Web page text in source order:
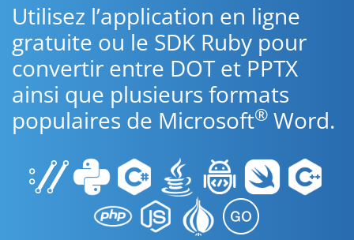
Utilisez l’application en ligne
gratuite ou le SDK Ruby pour
convertir entre DOT et PPTX
ainsi que plusieurs formats
populaires de Microsoft® Word.